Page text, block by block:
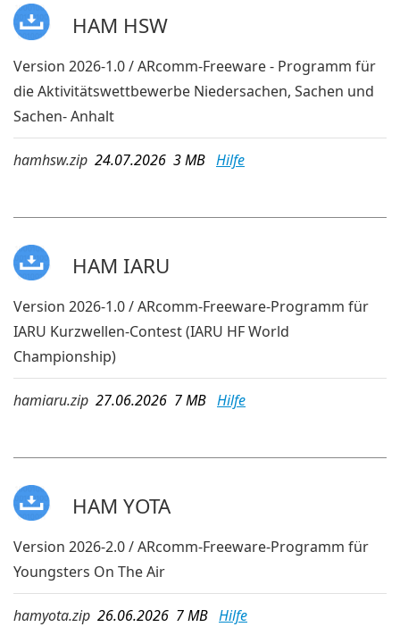
HAM HSW
Version 2026-1.0 / ARcomm-Freeware - Programm für
die Aktivitätswettbewerbe Niedersachen, Sachen und
Sachen- Anhalt
hamhsw.zip 24.07.2026 3 MB Hilfe
HAM IARU
Version 2026-1.0 / ARcomm-Freeware-Programm für
IARU Kurzwellen-Contest (IARU HF World
Championship)
hamiaru.zip 27.06.2026 7 MB Hilfe
HAM YOTA
Version 2026-2.0 / ARcomm-Freeware-Programm für
Youngsters On The Air
hamyota.zip 26.06.2026 7 MB Hilfe